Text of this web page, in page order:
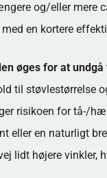
og/eller mere
en kortere
øges for at
til støvlestørrelse
risikoen for tå-/
eller en naturligt
lidt højere vinkler,